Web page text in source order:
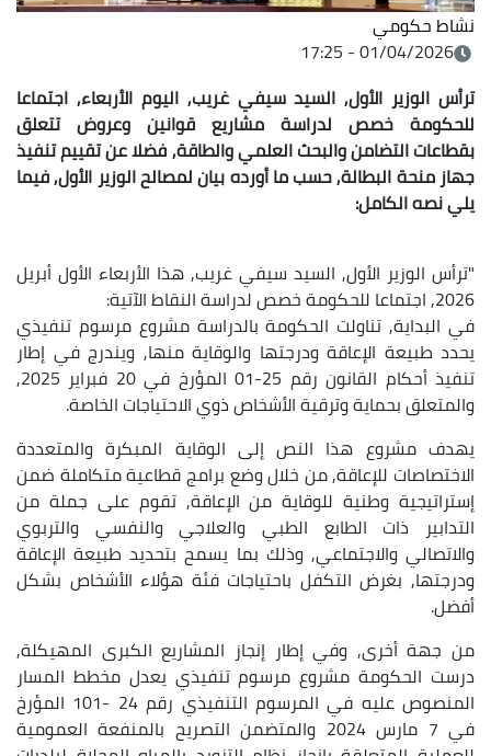
نشاط حكومي
01/04/2026 - 17:25
ترأس الوزير الأول, السيد سيفي غريب, اليوم الأربعاء, اجتماعا
للحكومة خصص لدراسة مشاريع قوانين وعروض تتعلق
بقطاعات التضامن والبحث العلمي والطاقة, فضلا عن تقييم تنفيذ
جهاز منحة البطالة, حسب ما أورده بيان لمصالح الوزير الأول, فيما
يلي نصه الكامل:
"ترأس الوزير الأول, السيد سيفي غريب, هذا الأربعاء الأول أبريل
2026, اجتماعا للحكومة خصص لدراسة النقاط الآتية:
في البداية, تناولت الحكومة بالدراسة مشروع مرسوم تنفيذي
يحدد طبيعة الإعاقة ودرجتها والوقاية منها, ويندرج في إطار
تنفيذ أحكام القانون رقم 25-01 المؤرخ في 20 فبراير 2025,
والمتعلق بحماية وترقية الأشخاص ذوي الاحتياجات الخاصة.
يهدف مشروع هذا النص إلى الوقاية المبكرة والمتعددة
الاختصاصات للإعاقة, من خلال وضع برامج قطاعية متكاملة ضمن
إستراتيجية وطنية للوقاية من الإعاقة, تقوم على جملة من
التدابير ذات الطابع الطبي والعلاجي والنفسي والتربوي
والاتصالي والاجتماعي, وذلك بما يسمح بتحديد طبيعة الإعاقة
ودرجتها, بغرض التكفل باحتياجات فئة هؤلاء الأشخاص بشكل
أفضل.
من جهة أخرى, وفي إطار إنجاز المشاريع الكبرى المهيكلة,
درست الحكومة مشروع مرسوم تنفيذي يعدل مخطط المسار
المنصوص عليه في المرسوم التنفيذي رقم 24 -101 المؤرخ
في 7 مارس 2024 والمتضمن التصريح بالمنفعة العمومية